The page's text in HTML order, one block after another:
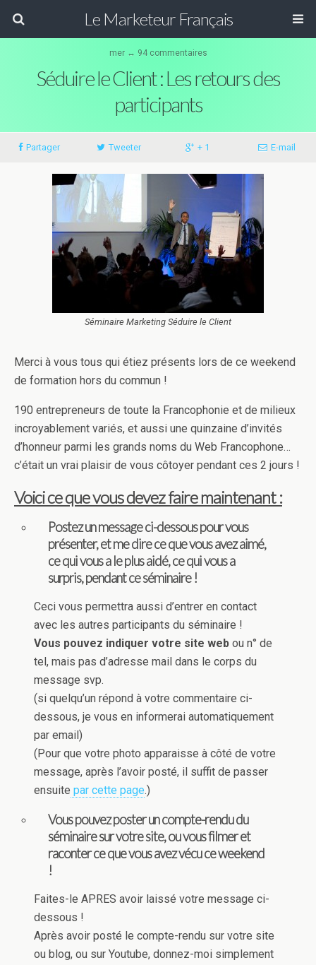
Le Marketeur Français
mer ↔ 94 commentaires
Séduire le Client : Les retours des
participants
Partager Tweeter + 1 E-mail
Séminaire Marketing Séduire le Client
Merci à vous tous qui étiez présents lors de ce weekend
de formation hors du commun !
190 entrepreneurs de toute la Francophonie et de milieux
incroyablement variés, et aussi une quinzaine d’invités
d’honneur parmi les grands noms du Web Francophone…
c’était un vrai plaisir de vous côtoyer pendant ces 2 jours !
Voici ce que vous devez faire maintenant :
Postez un message ci-dessous pour vous
présenter, et me dire ce que vous avez aimé,
ce qui vous a le plus aidé, ce qui vous a
surpris, pendant ce séminaire !
Ceci vous permettra aussi d’entrer en contact
avec les autres participants du séminaire !
Vous pouvez indiquer votre site web ou n° de
tel, mais pas d’adresse mail dans le corps du
message svp.
(si quelqu’un répond à votre commentaire ci-
dessous, je vous en informerai automatiquement
par email)
(Pour que votre photo apparaisse à côté de votre
message, après l’avoir posté, il suffit de passer
ensuite par cette page.)
Vous pouvez poster un compte-rendu du
séminaire sur votre site, ou vous filmer et
raconter ce que vous avez vécu ce weekend
!
Faites-le APRES avoir laissé votre message ci-
dessous !
Après avoir posté le compte-rendu sur votre site
ou blog, ou sur Youtube, donnez-moi simplement